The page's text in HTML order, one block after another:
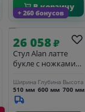
В корзину
+ 260 бонусов
26 058₽
Стул Alan латте
букле с ножками
Ширина
510 мм
Глубина
600 мм
Высота
700 мм